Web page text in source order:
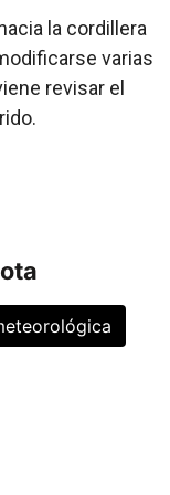
la cordillera
varias
revisar el